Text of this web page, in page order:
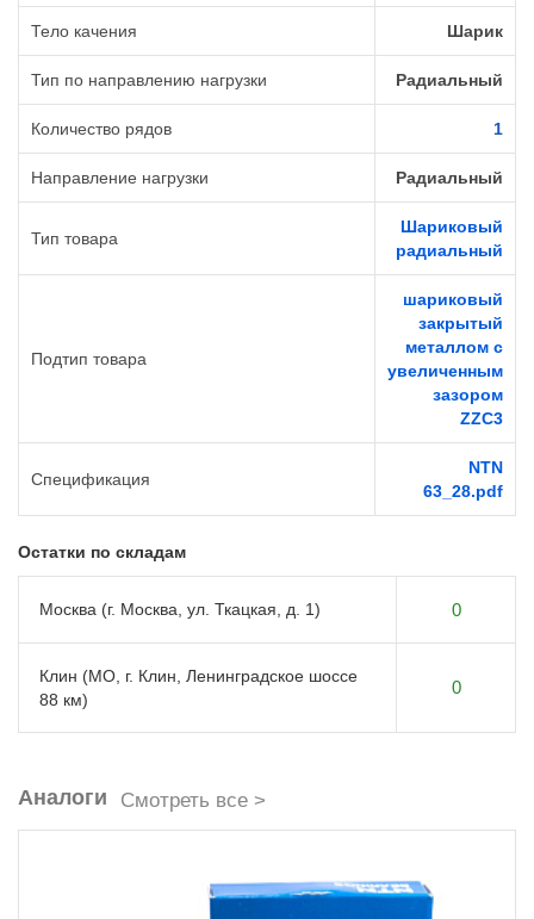
Тело качения Шарик
Тип по направлению нагрузки Радиальный
Количество рядов 1
Направление нагрузки Радиальный
Тип товара
Шариковый
радиальный
Подтип товара
шариковый
закрытый
металлом с
увеличенным
зазором
ZZC3
Спецификация
NTN
63_28.pdf
Остатки по складам
Москва (г. Москва, ул. Ткацкая, д. 1) 0
Клин (МО, г. Клин, Ленинградское шоссе
88 км)
0
Аналоги Смотреть все >